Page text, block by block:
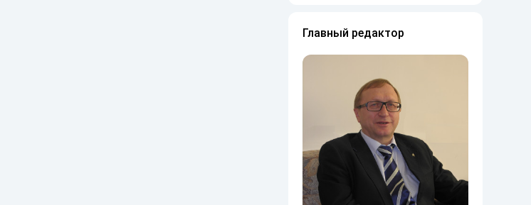
Главный редактор